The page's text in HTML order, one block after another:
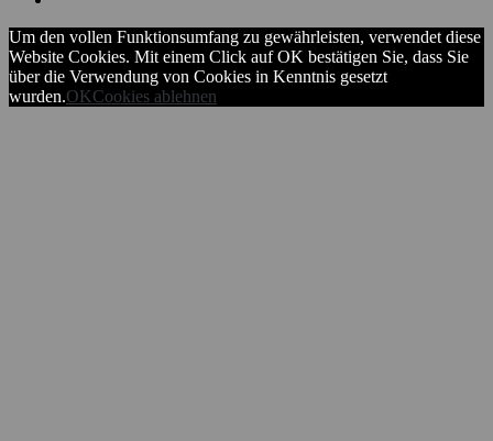
Um den vollen Funktionsumfang zu gewährleisten, verwendet diese
Website Cookies. Mit einem Click auf OK bestätigen Sie, dass Sie
über die Verwendung von Cookies in Kenntnis gesetzt
wurden.OKCookies ablehnen